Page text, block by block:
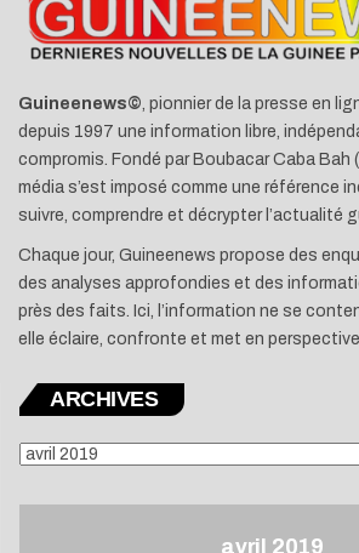
Guineenews©, pionnier de la presse en
depuis 1997 une information libre,
compromis. Fondé par Boubacar Caba Bah
média s’est imposé comme une référence
suivre, comprendre et décrypter l’actualité
Chaque jour, Guineenews propose des
des analyses approfondies et des
près des faits. Ici, l’information ne se
elle éclaire, confronte et met en
ARCHIVES
ARCHIVES
avril 2019